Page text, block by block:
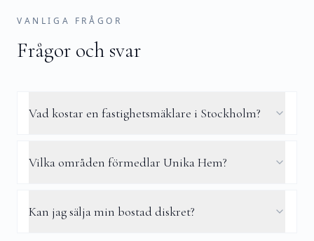
VANLIGA FRÅGOR
Frågor och svar
Vad kostar en fastighetsmäklare i Stockholm?
Vilka områden förmedlar Unika Hem?
Kan jag sälja min bostad diskret?